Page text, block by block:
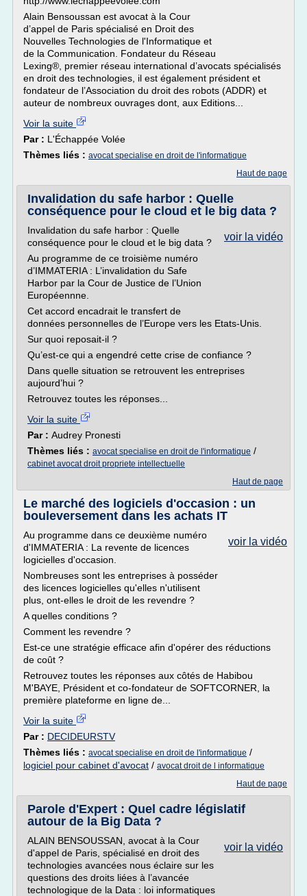
Alain Bensoussan est avocat à la Cour
d’appel de Paris spécialisé en Droit des
Nouvelles Technologies de l'Informatique et
de la Communication. Fondateur du Réseau
Lexing®, premier réseau international d’avocats spécialisés
en droit des technologies, il est également président et
fondateur de l’Association du droit des robots (ADDR) et
auteur de nombreux ouvrages dont, aux Editions...
Voir la suite
Par : L'Échappée Volée
Thèmes liés : avocat specialise en droit de l'informatique
Haut de page
Invalidation du safe harbor : Quelle
conséquence pour le cloud et le big data ?
voir la vidéo
Invalidation du safe harbor : Quelle
conséquence pour le cloud et le big data ?
Au programme de ce troisième numéro
d’IMMATERIA : L’invalidation du Safe
Harbor par la Cour de Justice de l’Union
Européennne.
Cet accord encadrait le transfert de
données personnelles de l’Europe vers les Etats-Unis.
Sur quoi reposait-il ?
Qu’est-ce qui a engendré cette crise de confiance ?
Dans quelle situation se retrouvent les entreprises
aujourd’hui ?
Retrouvez toutes les réponses...
Voir la suite
Par : Audrey Pronesti
Thèmes liés : avocat specialise en droit de l'informatique /
cabinet avocat droit propriete intellectuelle
Haut de page
Le marché des logiciels d'occasion : un
bouleversement dans les achats IT
voir la vidéo
Au programme dans ce deuxième numéro
d'IMMATERIA : La revente de licences
logicielles d'occasion.
Nombreuses sont les entreprises à posséder
des licences logicielles qu'elles n'utilisent
plus, ont-elles le droit de les revendre ?
A quelles conditions ?
Comment les revendre ?
Est-ce une stratégie efficace afin d'opérer des réductions
de coût ?
Retrouvez toutes les réponses aux côtés de Habibou
M'BAYE, Président et co-fondateur de SOFTCORNER, la
première plateforme en ligne de...
Voir la suite
Par : DECIDEURSTV
Thèmes liés : avocat specialise en droit de l'informatique /
logiciel pour cabinet d'avocat / avocat droit de l informatique
Haut de page
Parole d'Expert : Quel cadre législatif
autour de la Big Data ?
voir la vidéo
ALAIN BENSOUSSAN, avocat à la Cour
d'appel de Paris, spécialisé en droit des
technologies avancées nous éclaire sur les
questions des droits liées à l’avancée
technologique de la Data : loi informatiques